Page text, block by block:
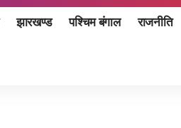
झारखण्ड पश्चिम बंगाल राजनीति